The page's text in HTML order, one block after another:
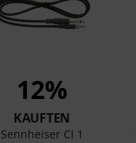
12%
KAUFTEN
Sennheiser CI 1